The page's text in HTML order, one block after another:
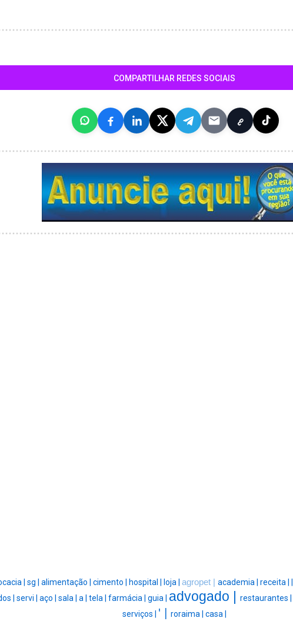
COMPARTILHAR REDES SOCIAIS
| sg | alimentação | cimento | hospital | loja | agropet | academia | receita | |
| servi | aço | sala | a | tela | farmácia | guia | advogado | restaurantes |
serviços | ' | roraima | casa |